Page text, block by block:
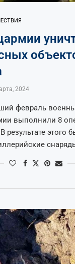
2024
февраль
выполнили 8
результате этого